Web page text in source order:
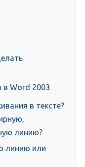
в Word 2003
в тексте?
линию?
линию или